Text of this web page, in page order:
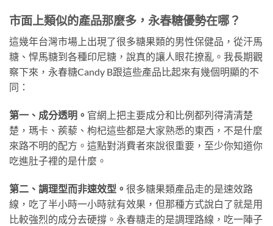
市面上類似的產品那麼多，永春糖優勢在哪？
這幾年台灣市場上出現了很多糖果類的男性保健品，從汗馬
糖、悍馬糖到各種印尼糖，說真的讓人眼花撩亂。我長期觀
察下來，永春糖Candy B跟這些產品比起來有幾個明顯的不
同：
第一、成分透明。 官網上把主要成分和比例都列得清清楚
楚，瑪卡、蒺藜、枸杞這些都是大家熟悉的東西，不是什麼
來路不明的配方。這點對消費者來說很重要，至少你知道你
吃進肚子裡的是什麼。
第二、調理型而非速效型。 很多糖果類產品走的是速效路
線，吃了半小時一小時就有效果，但那種方式說白了就是用
比較強烈的成分去硬撐。永春糖走的是調理路線，吃一陣子